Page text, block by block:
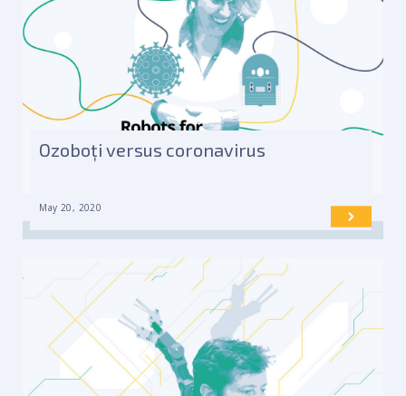
Ozoboți versus coronavirus
May 20, 2020